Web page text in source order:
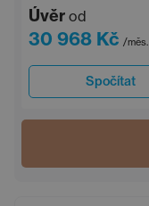
Úvěr od
30 968 Kč /měs.
Spočítat